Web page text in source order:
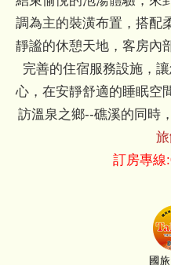
調為主的裝潢布置，搭配
靜謐的休憩天地，客房內
完善的住宿服務設施，
心，在安靜舒適的睡眠空
訪溫泉之鄉--礁溪的同時
旅
訂房專線